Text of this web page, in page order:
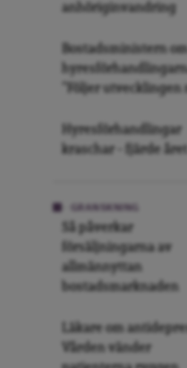
anhöriginvandring
Bostadsministern om
”Följer utvecklingen
Hyresförhandlingar
kraschar – fjärde året
Så påverkar
försäljningarna av
allmännyttan
bostadsmarknaden
Läkare om
Vården vänder